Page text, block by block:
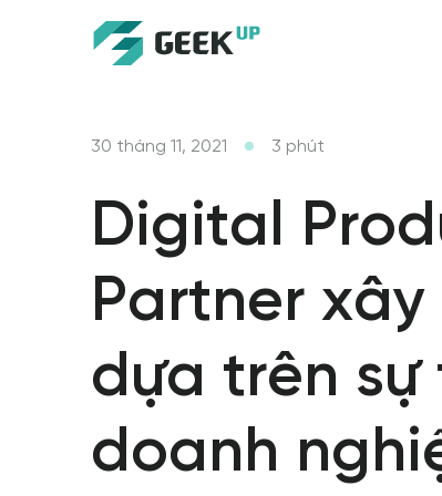
30 tháng 11, 2021 3 phút
Digital
Partner
dựa trên
doanh